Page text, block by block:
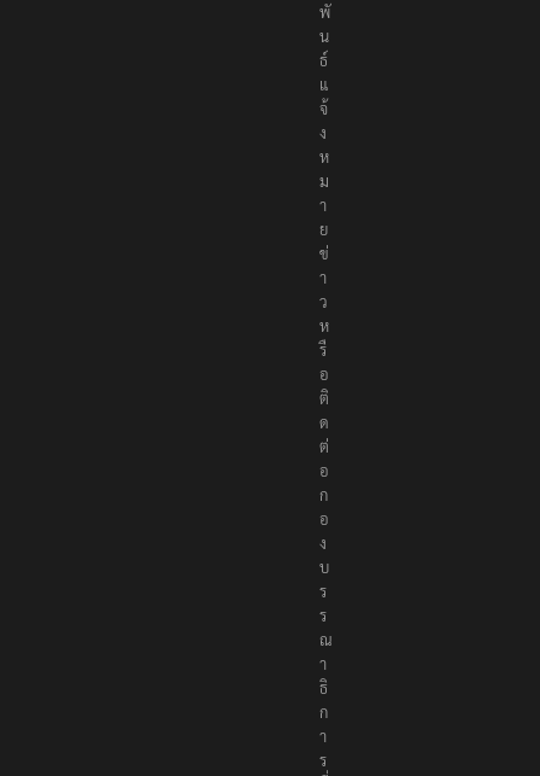
พั
น
ธ์
แ
จ้
ง
ห
ม
า
ย
ข่
า
ว
ห
รื
อ
ติ
ด
ต่
อ
ก
อ
ง
บ
ร
ร
ณ
า
ธิ
ก
า
ร